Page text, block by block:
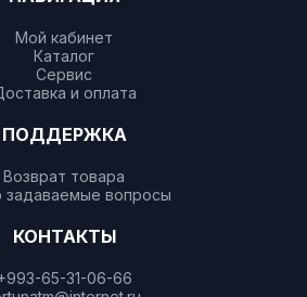
Мой кабинет
Каталог
Сервис
и оплата
ПОДДЕРЖКА
Возврат товара
задаваемые вопросы
КОНТАКТЫ
65-31-06-66